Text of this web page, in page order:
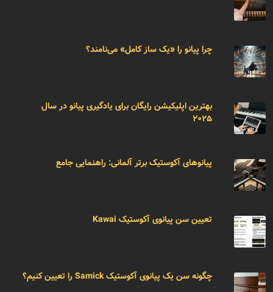
چرا پیانو را «یک ساز کامل» می‌نامند؟
بهترین اپلیکیشن رایگان برای یادگیری پیانو در سال
۲۰۲۵
پیانوهای آکوستیک برتر آلمانی: راهنمایی جامع
تعیین سن پیانوی آکوستیک Kawai
چگونه سن یک پیانوی آکوستیک Samick را تعیین کنیم؟